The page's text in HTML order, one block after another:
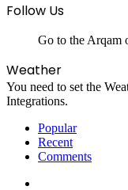
Follow Us
Go to the Arqam
Weather
You need to set the
Integrations.
Popular
Recent
Comments